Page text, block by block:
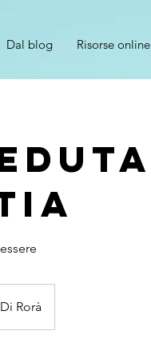
Dal blog Risorse online
Rorà